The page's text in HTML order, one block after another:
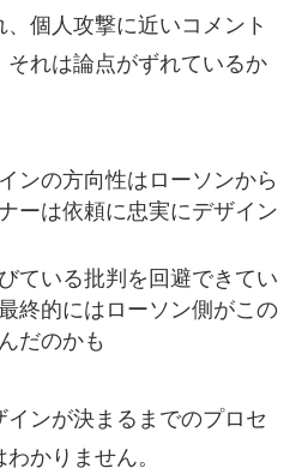
個人攻撃に近いコメント
それは論点がずれているか
ンの方向性はローソンから
ーは依頼に忠実にデザイン
ている批判を回避できてい
終的にはローソン側がこの
だのかも
ンが決まるまでのプロセ
かりません。